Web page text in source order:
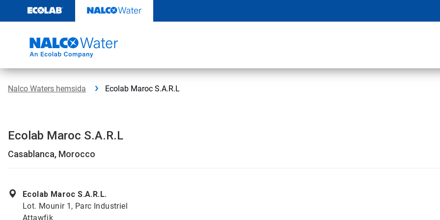
innehåll
Nalco Waters hemsida Ecolab Maroc S.A.R.L
Ecolab Maroc S.A.R.L
Casablanca, Morocco
Ecolab Maroc S.A.R.L.
Lot. Mounir 1, Parc Industriel
Attawfik